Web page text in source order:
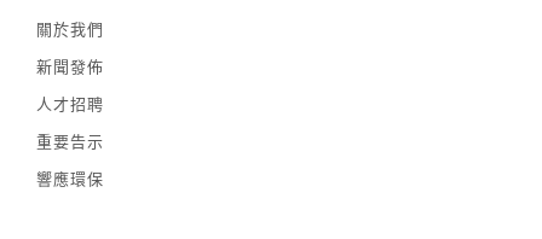
關於我們
新聞發佈
人才招聘
重要告示
響應環保